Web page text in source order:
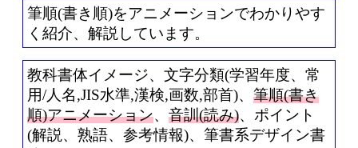
筆順(書き順)をアニメーションでわかりやす
く紹介、解説しています。
教科書体イメージ、文字分類(学習年度、常
用/人名,JIS水準,漢検,画数,部首)、 筆順(書き
順)アニメーション、 音訓(読み)、ポイント
(解説、熟語、参考情報)、筆書系デザイン書